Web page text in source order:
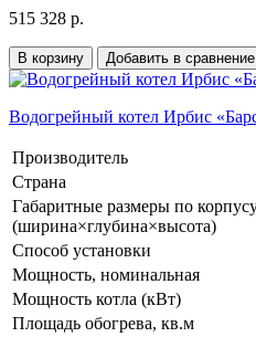
515 328 р.
В корзину Добавить в сравнение
Водогрейный котел Ирбис
Производитель
Страна
Габаритные размеры по
(ширина×глубина×высота)
Способ установки
Мощность, номинальная
Мощность котла (кВт)
Площадь обогрева, кв.м